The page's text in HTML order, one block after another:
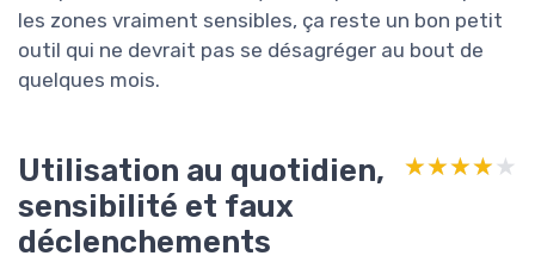
les zones vraiment sensibles, ça reste un bon petit
outil qui ne devrait pas se désagréger au bout de
quelques mois.
Utilisation au quotidien,
sensibilité et faux
déclenchements
★★★★★
★★★★★